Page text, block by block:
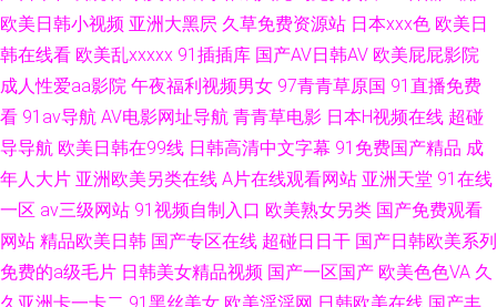
人摸 精品福利一区 男人天堂女人海洋 国产欧美精品18 国产片91 黑丝美女内
射和集 黄色蜜桃 欧美成人性交影片 人人操人人色人人爱 蔴豆精品视频 91网
视频在线观看 天天干天天在 亚洲精品毛片一级在线 91国产探花 www激情丁
香五月天 成人超碰在线 重口味中老年妇女 操露脸熟女 91探花视频 51大神吃
欧美日韩小视频 亚洲大黑屄 久草免费资源站 日本xxx色 欧美日
韩在线看 欧美乱xxxxx 91插插库 国产AV日韩AV 欧美屁屁影院
成人性爱aa影院 午夜福利视频男女 97青青草原国 91直播免费
看 91av导航 AV电影网址导航 青青草电影 日本H视频在线 超碰
导导航 欧美日韩在99线 日韩高清中文字幕 91免费国产精品 成
年人大片 亚洲欧美另类在线 A片在线观看网站 亚洲天堂 91在线
一区 av三级网站 91视频自制入口 欧美熟女另类 国产免费观看
网站 精品欧美日韩 国产专区在线 超碰日日干 国产日韩欧美系列
免费的a级毛片 日韩美女精品视频 国产一区国产 欧美色色VA 久